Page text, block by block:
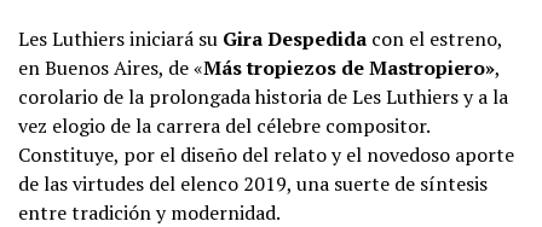
Les Luthiers iniciará su Gira Despedida con el estreno,
en Buenos Aires, de «Más tropiezos de Mastropiero»,
corolario de la prolongada historia de Les Luthiers y a la
vez elogio de la carrera del célebre compositor.
Constituye, por el diseño del relato y el novedoso aporte
de las virtudes del elenco 2019, una suerte de síntesis
entre tradición y modernidad.